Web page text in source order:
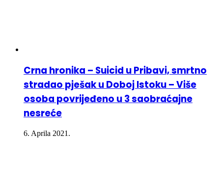
Crna hronika – Suicid u Pribavi, smrtno
stradao pješak u Doboj Istoku – Više
osoba povrijeđeno u 3 saobraćajne
nesreće
6. Aprila 2021.